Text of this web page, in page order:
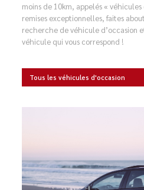
moins de 10km, appelés « véhicules
remises exceptionnelles, faites
recherche de véhicule d’occasion
véhicule qui vous correspond !
Tous les véhicules d'occasion